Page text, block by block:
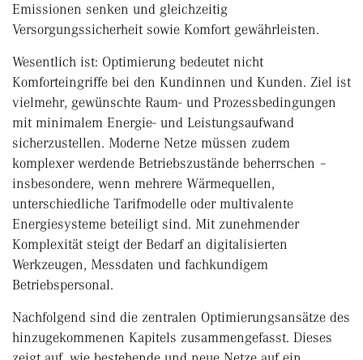
Emissionen senken und gleichzeitig
Versorgungssicherheit sowie Komfort gewährleisten.
Wesentlich ist: Optimierung bedeutet nicht
Komforteingriffe bei den Kundinnen und Kunden. Ziel ist
vielmehr, gewünschte Raum- und Prozessbedingungen
mit minimalem Energie- und Leistungsaufwand
sicherzustellen. Moderne Netze müssen zudem
komplexer werdende Betriebszustände beherrschen –
insbesondere, wenn mehrere Wärmequellen,
unterschiedliche Tarifmodelle oder multivalente
Energiesysteme beteiligt sind. Mit zunehmender
Komplexität steigt der Bedarf an digitalisierten
Werkzeugen, Messdaten und fachkundigem
Betriebspersonal.
Nachfolgend sind die zentralen Optimierungsansätze des
hinzugekommenen Kapitels zusammengefasst. Dieses